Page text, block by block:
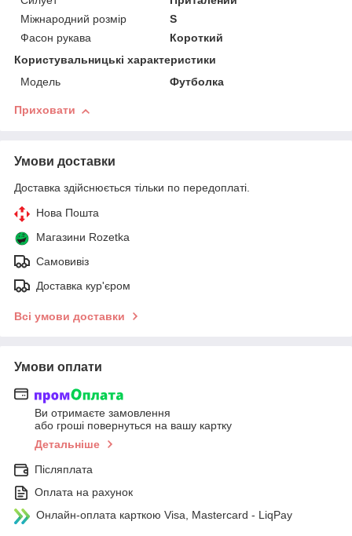
Міжнародний розмір
S
Фасон рукава
Короткий
Користувальницькі характеристики
Модель
Футболка
Приховати
Умови доставки
Доставка здійснюється тільки по передоплаті.
Нова Пошта
Магазини Rozetka
Самовивіз
Доставка кур'єром
Всі умови доставки
Умови оплати
Ви отримаєте замовлення
або гроші повернуться на вашу картку
Детальніше
Післяплата
Оплата на рахунок
Онлайн-оплата карткою Visa, Mastercard - LiqPay